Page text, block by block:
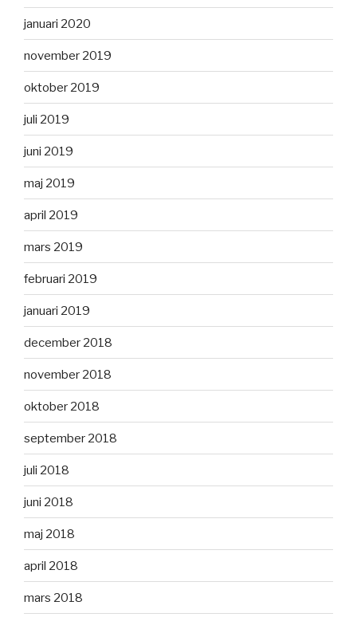
januari 2020
november 2019
oktober 2019
juli 2019
juni 2019
maj 2019
april 2019
mars 2019
februari 2019
januari 2019
december 2018
november 2018
oktober 2018
september 2018
juli 2018
juni 2018
maj 2018
april 2018
mars 2018